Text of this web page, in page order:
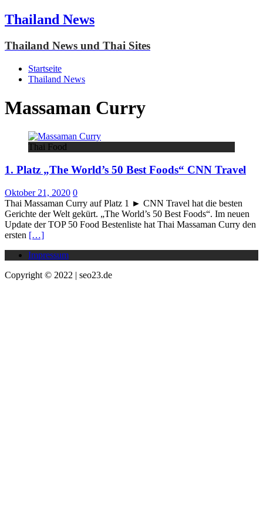
Thailand News
Thailand News und Thai Sites
Startseite
Thailand News
Massaman Curry
Thai Food
1. Platz „The World’s 50 Best Foods“ CNN Travel
Oktober 21, 2020 0
Thai Massaman Curry auf Platz 1 ► CNN Travel hat die besten
Gerichte der Welt gekürt. „The World’s 50 Best Foods“. Im neuen
Update der TOP 50 Food Bestenliste hat Thai Massaman Curry den
ersten […]
Impressum
Copyright © 2022 | seo23.de